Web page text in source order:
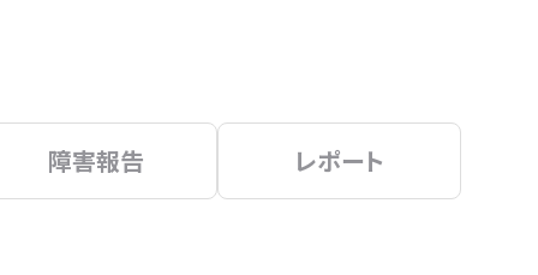
障害報告 レポート